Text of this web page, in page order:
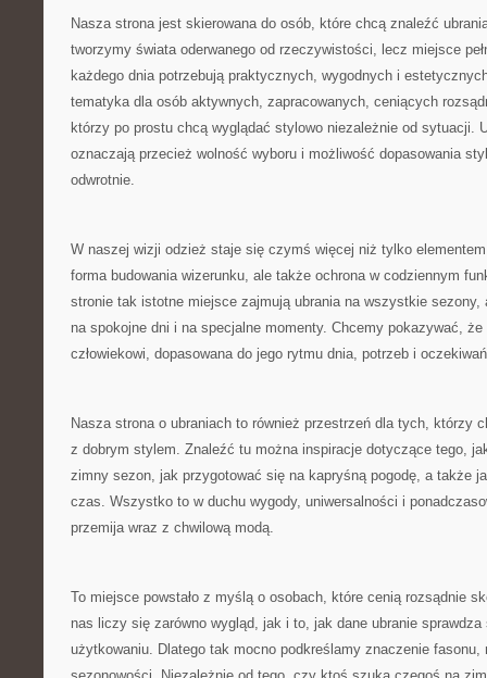
Nasza strona jest skierowana do osób, które chcą znaleźć
tworzymy świata oderwanego od rzeczywistości, lecz miejsce
każdego dnia potrzebują praktycznych, wygodnych i
tematyka dla osób aktywnych, zapracowanych, ceniących
którzy po prostu chcą wyglądać stylowo niezależnie od sytuacji.
oznaczają przecież wolność wyboru i możliwość dopasowania
odwrotnie.
W naszej wizji odzież staje się czymś więcej niż tylko
forma budowania wizerunku, ale także ochrona w codziennym
stronie tak istotne miejsce zajmują ubrania na wszystkie
na spokojne dni i na specjalne momenty. Chcemy pokazywać,
człowiekowi, dopasowana do jego rytmu dnia, potrzeb i
Nasza strona o ubraniach to również przestrzeń dla tych, którzy
z dobrym stylem. Znaleźć tu można inspiracje dotyczące tego,
zimny sezon, jak przygotować się na kapryśną pogodę, a także
czas. Wszystko to w duchu wygody, uniwersalności i
przemija wraz z chwilową modą.
To miejsce powstało z myślą o osobach, które cenią rozsądnie
nas liczy się zarówno wygląd, jak i to, jak dane ubranie
użytkowaniu. Dlatego tak mocno podkreślamy znaczenie fasonu,